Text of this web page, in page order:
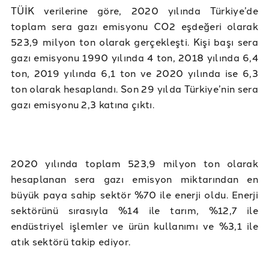
TÜİK verilerine göre, 2020 yılında Türkiye’de
toplam sera gazı emisyonu CO2 eşdeğeri olarak
523,9 milyon ton olarak gerçekleşti. Kişi başı sera
gazı emisyonu 1990 yılında 4 ton, 2018 yılında 6,4
ton, 2019 yılında 6,1 ton ve 2020 yılında ise 6,3
ton olarak hesaplandı. Son 29 yılda Türkiye’nin sera
gazı emisyonu 2,3 katına çıktı.
2020 yılında toplam 523,9 milyon ton olarak
hesaplanan sera gazı emisyon miktarından en
büyük paya sahip sektör %70 ile enerji oldu. Enerji
sektörünü sırasıyla %14 ile tarım, %12,7 ile
endüstriyel işlemler ve ürün kullanımı ve %3,1 ile
atık sektörü takip ediyor.